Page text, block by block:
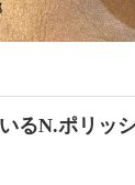
るN.ポリッ